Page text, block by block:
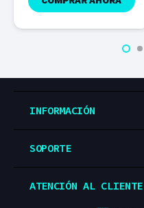
INFORMACIÓN
SOPORTE
ATENCIÓN AL CLIENTE